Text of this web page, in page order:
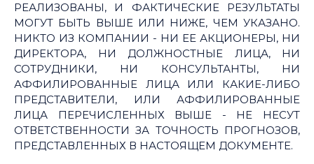
РЕАЛИЗОВАНЫ, И ФАКТИЧЕСКИЕ РЕЗУЛЬТАТЫ
МОГУТ БЫТЬ ВЫШЕ ИЛИ НИЖЕ, ЧЕМ УКАЗАНО.
НИКТО ИЗ КОМПАНИИ - НИ ЕЕ АКЦИОНЕРЫ, НИ
ДИРЕКТОРА, НИ ДОЛЖНОСТНЫЕ ЛИЦА, НИ
СОТРУДНИКИ, НИ КОНСУЛЬТАНТЫ, НИ
АФФИЛИРОВАННЫЕ ЛИЦА ИЛИ КАКИЕ-ЛИБО
ПРЕДСТАВИТЕЛИ, ИЛИ АФФИЛИРОВАННЫЕ
ЛИЦА ПЕРЕЧИСЛЕННЫХ ВЫШЕ - НЕ НЕСУТ
ОТВЕТСТВЕННОСТИ ЗА ТОЧНОСТЬ ПРОГНОЗОВ,
ПРЕДСТАВЛЕННЫХ В НАСТОЯЩЕМ ДОКУМЕНТЕ.